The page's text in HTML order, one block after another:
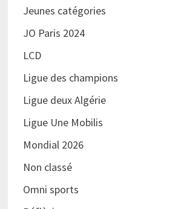
Jeunes catégories
JO Paris 2024
LCD
Ligue des champions
Ligue deux Algérie
Ligue Une Mobilis
Mondial 2026
Non classé
Omni sports